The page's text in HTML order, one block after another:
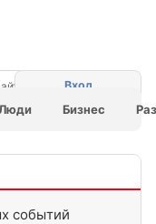
Бизнес
Вход
событий